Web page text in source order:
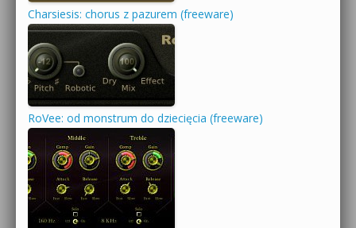
Charsiesis: chorus z pazurem (freeware)
RoVee: od monstrum do dziecięcia (freeware)